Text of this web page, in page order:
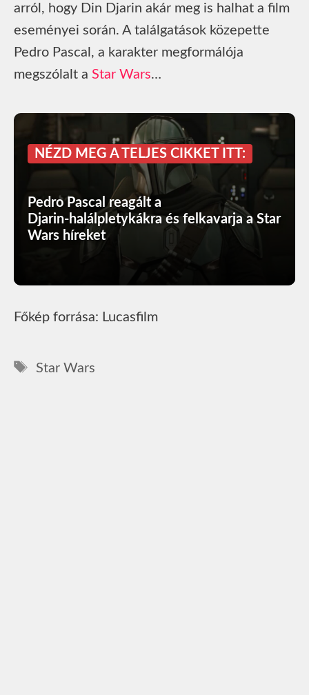
arról, hogy Din Djarin akár meg is halhat a film
eseményei során. A találgatások közepette
Pedro Pascal, a karakter megformálója
megszólalt a Star Wars…
NÉZD MEG A TELJES CIKKET ITT:
Pedro Pascal reagált a
Djarin‑halálpletykákra és felkavarja a Star
Wars híreket
Főkép forrása: Lucasfilm
Címkék
Star Wars